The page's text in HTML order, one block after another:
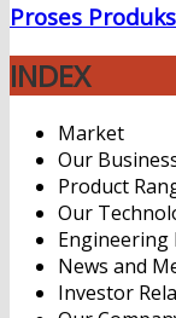
Proses
INDEX
Market
Our
Product
Our
Engineering
News and
Investor